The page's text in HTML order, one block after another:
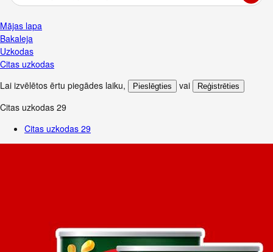
Mājas lapa
Bakaleja
Uzkodas
Citas uzkodas
Lai izvēlētos ērtu piegādes laiku, Pieslēgties vai Reģistrēties
Citas uzkodas 29
Citas uzkodas 29